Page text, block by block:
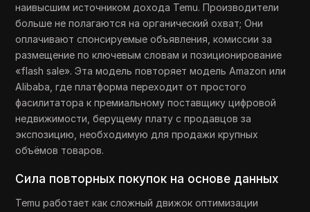
наивысшим источником дохода Temu. Производители
больше не полагаются на органический охват; Они
оплачивают спонсируемые объявления, комиссии за
размещение по ключевым словам и позиционирование
«flash sale». Эта модель повторяет модель Amazon или
Alibaba, где платформа переходит от простого
фасилитатора к премиальному поставщику цифровой
недвижимости, берущему плату с продавцов за
экспозицию, необходимую для продажи крупных
объёмов товаров.
Сила повторных покупок на основе данных
Temu работает как сложный движок оптимизации